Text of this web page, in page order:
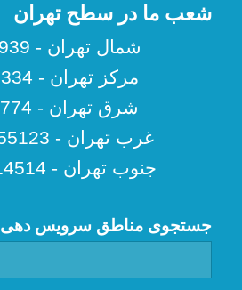
شعب ما در سطح تهران
شمال تهران - 22612939
مرکز تهران - 88549334
شرق تهران - 77031774
غرب تهران - 09124555123
جنوب تهران - 09334614514
جستجوی مناطق سرویس دهی